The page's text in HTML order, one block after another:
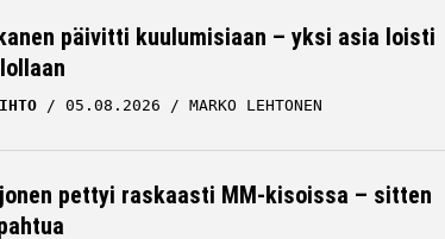
päivitti kuulumisiaan – yksi asia loisti
05.08.2026 MARKO LEHTONEN
pettyi raskaasti MM-kisoissa – sitten